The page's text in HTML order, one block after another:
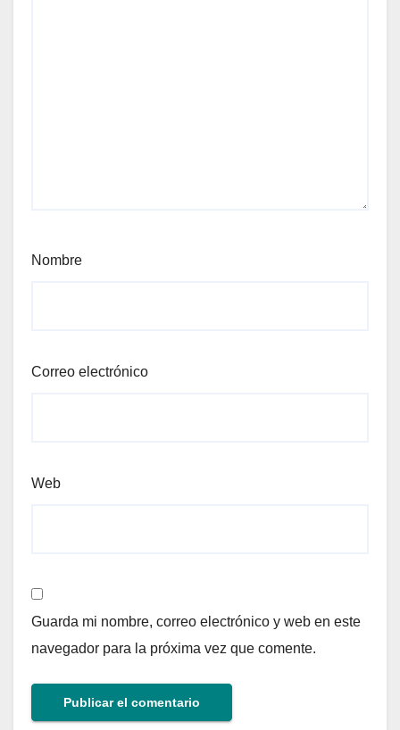
Nombre
Correo electrónico
Web
Guarda mi nombre, correo electrónico y web en este
navegador para la próxima vez que comente.